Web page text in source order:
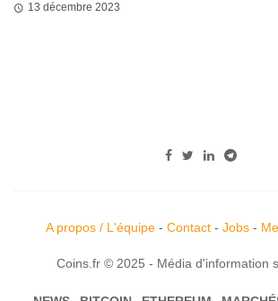
13 décembre 2023
A propos / L'équipe- Contact- Jobs-
Coins.fr © 2025 - Média d'information